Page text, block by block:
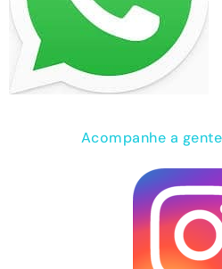
Acompanhe a